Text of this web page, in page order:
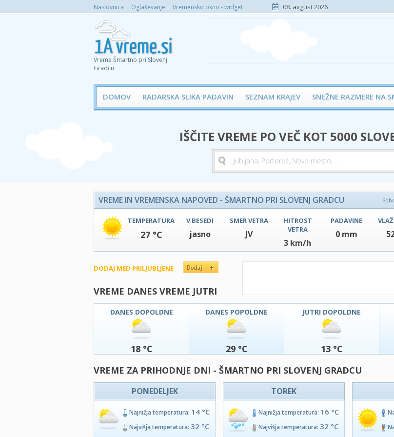
Naslovnica Oglaševanje Vremensko okno - widget 08. avgust 2026
Vreme Šmartno pri Slovenj
Gradcu
DOMOV RADARSKA SLIKA PADAVIN SEZNAM KRAJEV SNEŽNE RAZMERE NA
IŠČITE VREME PO VEČ KOT 5000
VREME IN VREMENSKA NAPOVED - ŠMARTNO PRI SLOVENJ GRADCU
TEMPERATURA
27 °C
V BESEDI
jasno
SMER VETRA
JV
HITROST
VETRA
3 km/h
PADAVINE
0 mm
DODAJ MED PRILJUBLJENE
VREME DANES VREME JUTRI
DANES DOPOLDNE
18 °C
DANES POPOLDNE
29 °C
JUTRI DOPOLDNE
13 °C
VREME ZA PRIHODNJE DNI - ŠMARTNO PRI SLOVENJ GRADCU
PONEDELJEK
Najnižja temperatura: 14 °C
Najvišja temperatura: 32 °C
TOREK
Najnižja temperatura: 16 °C
Najvišja temperatura: 32 °C